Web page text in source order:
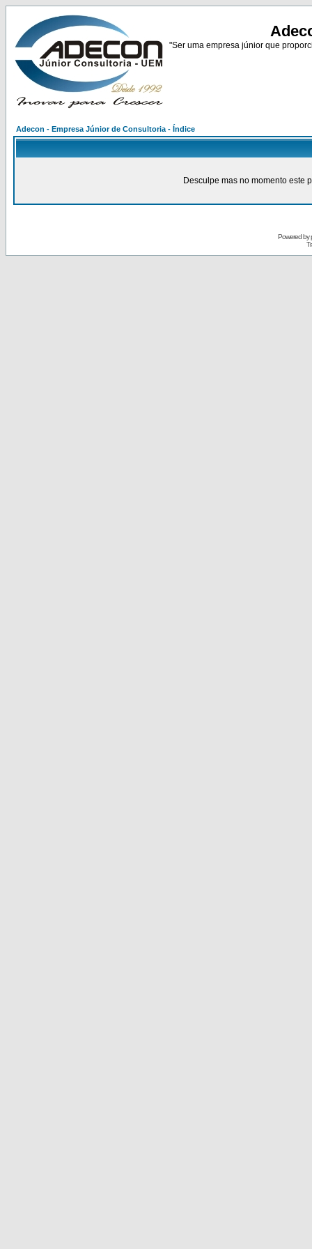
"Ser uma empresa júnior que
Adecon - Empresa Júnior de Consultoria - Índice
Desculpe mas no momento este
Powered by